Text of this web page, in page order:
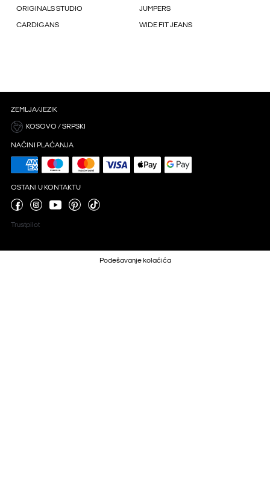
ORIGINALS STUDIO JUMPERS
CARDIGANS WIDE FIT JEANS
ZEMLJA/JEZIK
KOSOVO / SRPSKI
NAČINI PLAĆANJA
OSTANI U KONTAKTU
Trustpilot
Podešavanje kolačića